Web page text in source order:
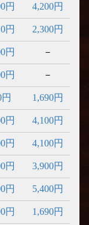
円 4,200円
円 2,300円
円 －
円 －
1,690円
円 4,100円
円 4,100円
円 3,900円
円 5,400円
円 1,690円